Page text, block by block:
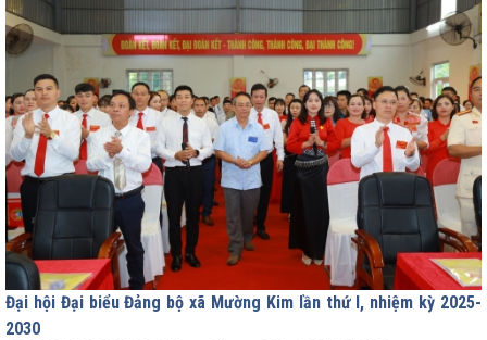
Đại hội Đại biểu Đảng bộ xã Mường Kim lần thứ I, nhiệm kỳ 2025-
2030